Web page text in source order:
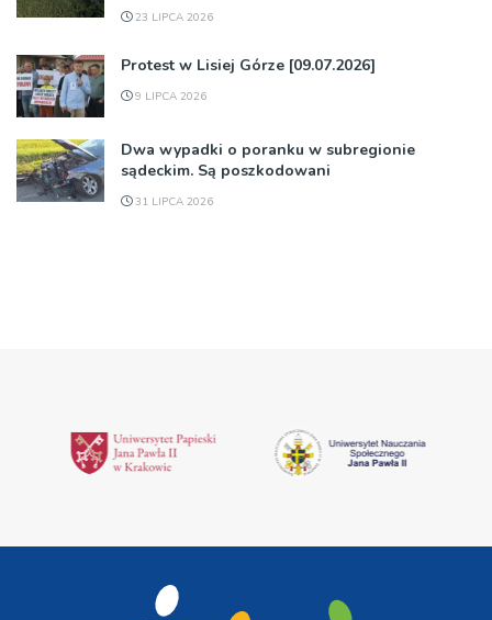
23 LIPCA 2026
Protest w Lisiej Górze [09.07.2026]
9 LIPCA 2026
Dwa wypadki o poranku w subregionie
sądeckim. Są poszkodowani
31 LIPCA 2026